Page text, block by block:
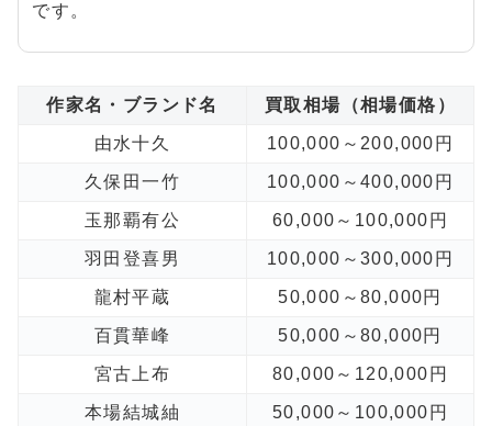
です。
作家名・ブランド名 買取相場（相場価格）
由水十久 100,000～200,000円
久保田一竹 100,000～400,000円
玉那覇有公 60,000～100,000円
羽田登喜男 100,000～300,000円
龍村平蔵 50,000～80,000円
百貫華峰 50,000～80,000円
宮古上布 80,000～120,000円
本場結城紬 50,000～100,000円